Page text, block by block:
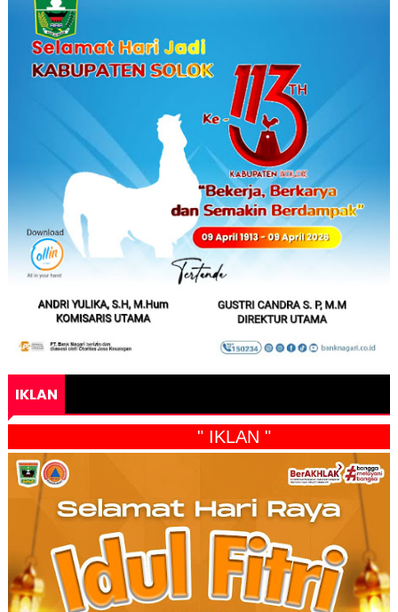
IKLAN
" IKLAN "